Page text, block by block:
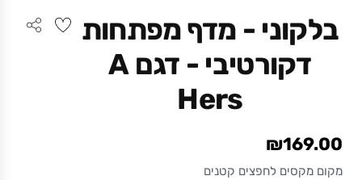
בלקוני - מדף מפתחות
דקורטיבי - דגם A
Hers
₪169.00
מקום מקסים לחפצים קטנים